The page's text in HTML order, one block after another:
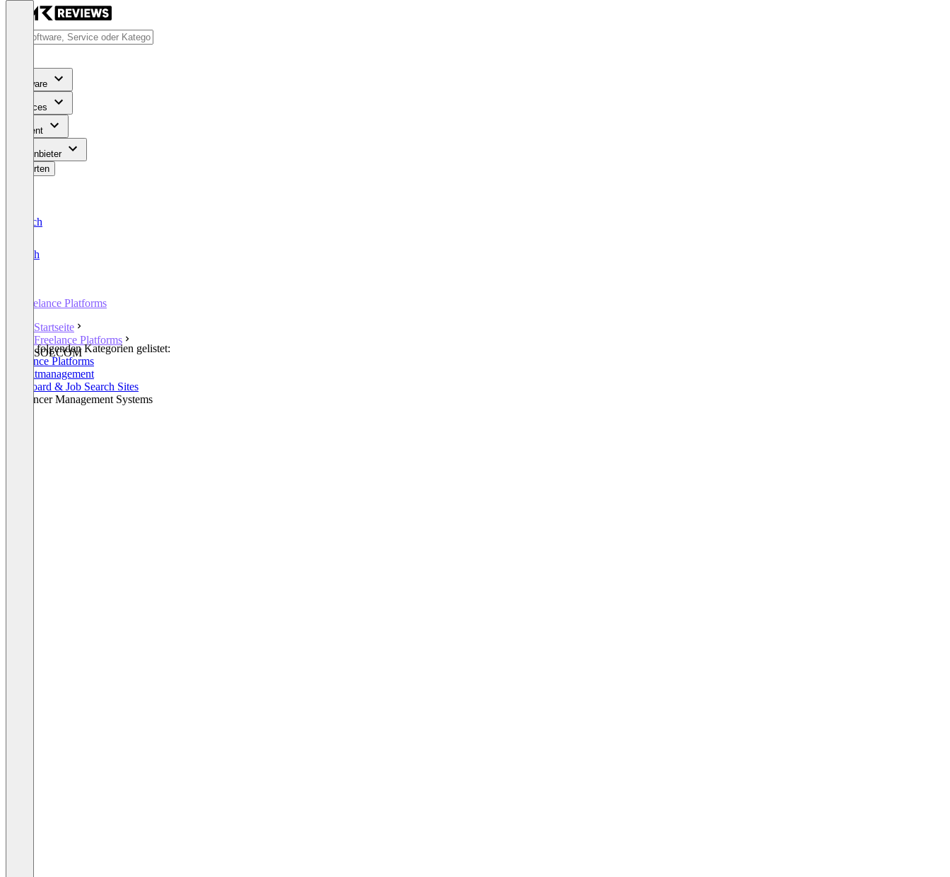
Software
Services
Content
Für Anbieter
Bewerten
Deutsch
English
Freelance Platforms
Startseite
Freelance Platforms
SOLCOM
In den folgenden Kategorien gelistet:
Freelance Platforms
Projektmanagement
Job Board & Job Search Sites
Freelancer Management Systems